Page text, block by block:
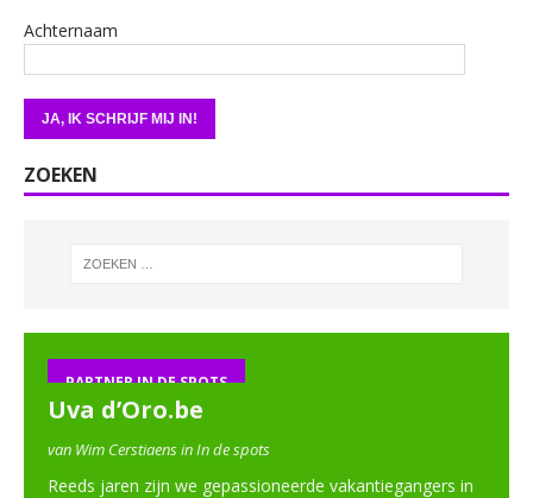
Achternaam
ZOEKEN
PARTNER IN DE SPOTS
Uva d’Oro.be
van Wim Cerstiaens in In de spots
Reeds jaren zijn we gepassioneerde vakantiegangers in